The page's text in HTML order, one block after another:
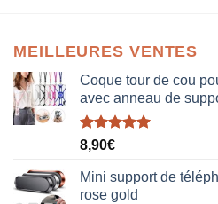
MEILLEURES VENTES
Coque tour de cou
avec anneau de
Note5.00
8,90€
Mini support de
rose gold